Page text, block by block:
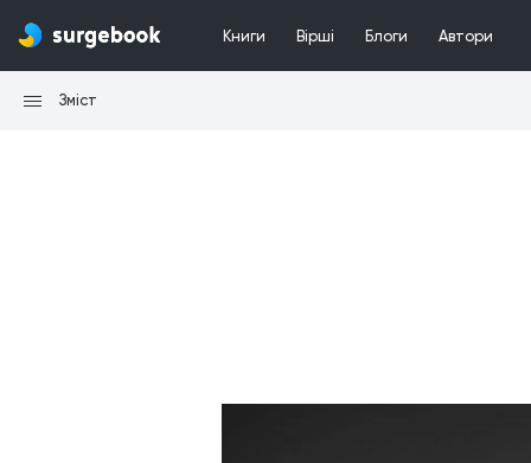
Книги Вірші Блоги Автори
Зміст